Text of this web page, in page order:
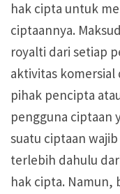
hak cipta untuk
ciptaannya.
royalti dari setiap
aktivitas komersial
pihak pencipta
pengguna ciptaan
suatu ciptaan
terlebih dahulu
hak cipta. Namun,